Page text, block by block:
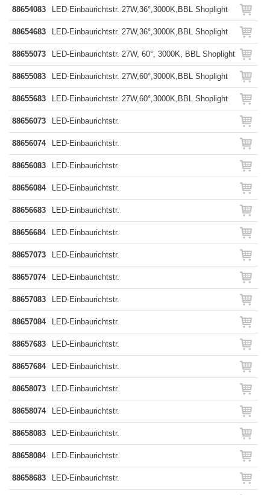
88654083 LED-Einbaurichtstr. 27W,36°,3000K,BBL Shoplight
88654683 LED-Einbaurichtstr. 27W,36°,3000K,BBL Shoplight
88655073 LED-Einbaurichtstr. 27W, 60°, 3000K, BBL Shoplight
88655083 LED-Einbaurichtstr. 27W,60°,3000K,BBL Shoplight
88655683 LED-Einbaurichtstr. 27W,60°,3000K,BBL Shoplight
88656073 LED-Einbaurichtstr.
88656074 LED-Einbaurichtstr.
88656083 LED-Einbaurichtstr.
88656084 LED-Einbaurichtstr.
88656683 LED-Einbaurichtstr.
88656684 LED-Einbaurichtstr.
88657073 LED-Einbaurichtstr.
88657074 LED-Einbaurichtstr.
88657083 LED-Einbaurichtstr.
88657084 LED-Einbaurichtstr.
88657683 LED-Einbaurichtstr.
88657684 LED-Einbaurichtstr.
88658073 LED-Einbaurichtstr.
88658074 LED-Einbaurichtstr.
88658083 LED-Einbaurichtstr.
88658084 LED-Einbaurichtstr.
88658683 LED-Einbaurichtstr.